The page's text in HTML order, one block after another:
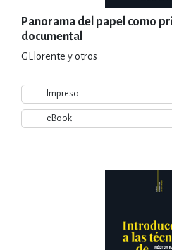
Panorama del papel como
documental
GLlorente y otros
Impreso
eBook